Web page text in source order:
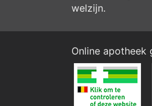
welzijn.
Online